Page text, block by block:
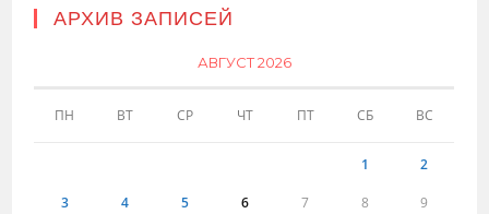
АРХИВ ЗАПИСЕЙ
АВГУСТ 2026
ПН ВТ СР ЧТ ПТ СБ ВС
1 2
3 4 5 6 7 8 9